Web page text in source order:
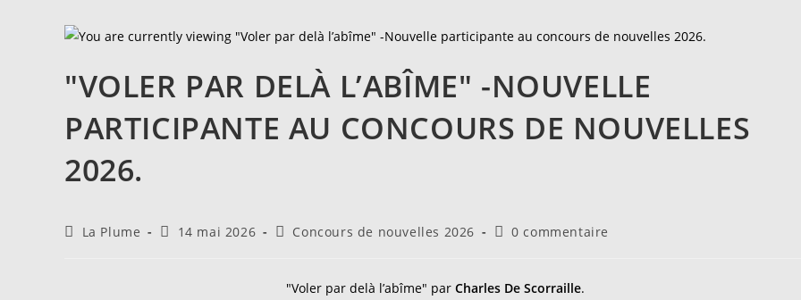
"VOLER PAR DELÀ L’ABÎME" -NOUVELLE
PARTICIPANTE AU CONCOURS DE NOUVELLES
2026.
Auteur/autrice
La Plume
Publication
14 mai 2026
PostConcours de nouvelles 2026
Commentaires
publication :
0 commentaire
"Voler par delà l’abîme" par Charles De Scorraille.